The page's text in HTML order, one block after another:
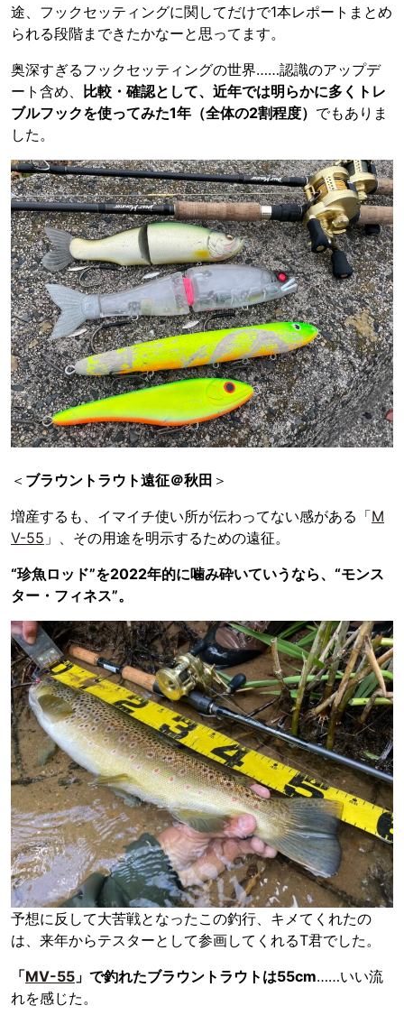
途、フックセッティングに関してだけで1本レポートまとめ
られる段階まできたかなーと思ってます。
奥深すぎるフックセッティングの世界……認識のアップデ
ート含め、
比較・確認として、近年では明らかに多くトレ
ブルフックを使ってみた1年（全体の2割程度） でもありま
した。
＜ ブラウントラウト遠征＠秋田 ＞
増産するも、イマイチ使い所が伝わってない感がある「M
V-55 」、その用途を明示するための遠征。
“珍魚ロッド”を2022年的に噛み砕いていうなら、“モンス
ター・フィネス”。
予想に反して大苦戦となったこの釣行、キメてくれたの
は、来年からテスターとして参画してくれるT君でした。
「MV-55 」で釣れたブラウントラウトは55cm……いい流
れを感じた。